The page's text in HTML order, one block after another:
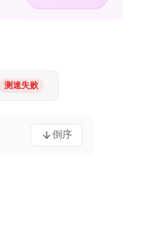
测速失败
倒序